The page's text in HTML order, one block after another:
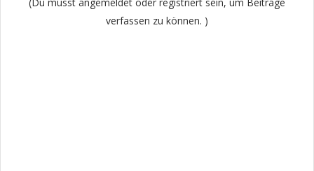
verfassen zu können. )